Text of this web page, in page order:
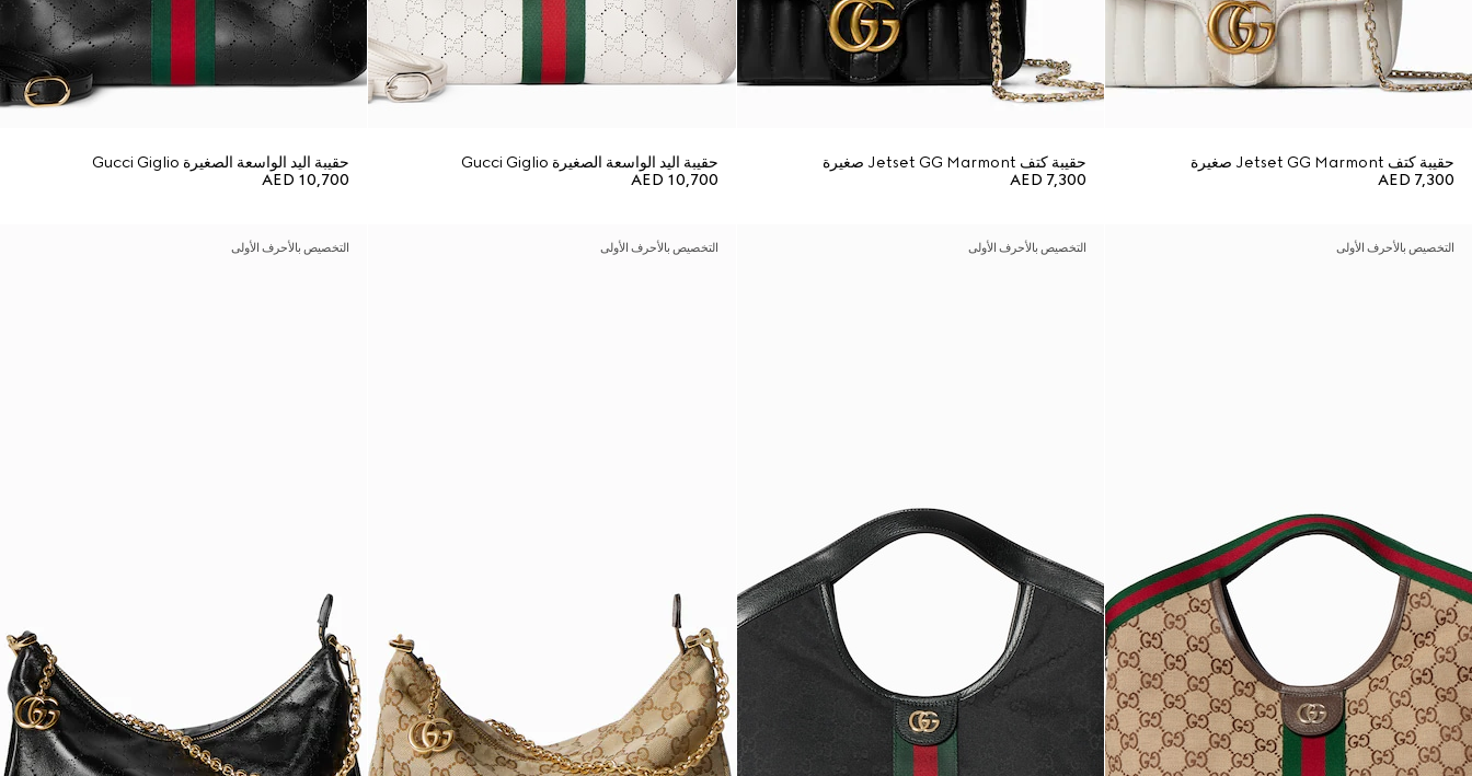
حقيبة كتف Jetset GG Marmont صغيرة
AED 7,300
حقيبة كتف Jetset GG Marmont صغيرة
AED 7,300
حقيبة اليد الواسعة الصغيرة Gucci Giglio
AED 10,700
حقيبة اليد الواسعة الصغيرة Gucci Giglio
AED 10,700
التخصيص بالأحرف الأولى التخصيص بالأحرف الأولى التخصيص بالأحرف الأولى التخصيص بالأحرف الأولى